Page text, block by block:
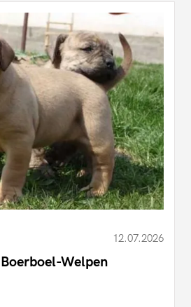
12.07.2026
Welpen